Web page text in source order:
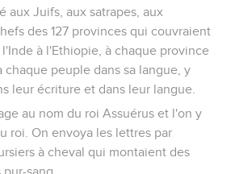
aux Juifs, aux satrapes, aux
des 127 provinces qui couvraient
à l'Ethiopie, à chaque province
chaque peuple dans sa langue, y
leur écriture et dans leur langue.
au nom du roi Assuérus et l'on y
roi. On envoya les lettres par
à cheval qui montaient des
sang.